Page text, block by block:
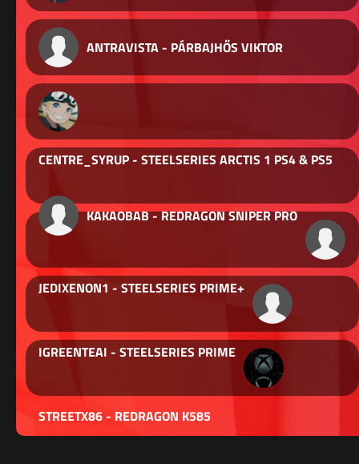
ANTRAVISTA - PÁRBAJHŐS VIKTOR
CENTRE_SYRUP - STEELSERIES ARCTIS 1 PS4 & PS5
KAKAOBAB - REDRAGON SNIPER PRO
JEDIXENON1 - STEELSERIES PRIME+
IGREENTEAI - STEELSERIES PRIME
STREETX86 - REDRAGON K585